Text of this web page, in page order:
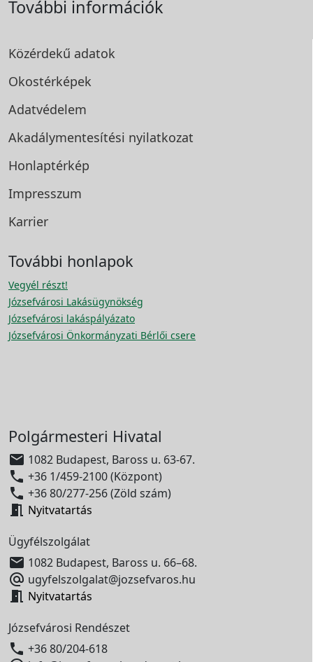
További információk
Közérdekű adatok
Okostérképek
Adatvédelem
Akadálymentesítési nyilatkozat
Honlaptérkép
Impresszum
Karrier
További honlapok
Vegyél részt!
Józsefvárosi Lakásügynökség
Józsefvárosi lakáspályázato
Józsefvárosi Önkormányzati Bérlői csere
Polgármesteri Hivatal
 1082 Budapest, Baross u. 63-67.
 +36 1/459-2100 (Központ)
 +36 80/277-256 (Zöld szám)
 Nyitvatartás
Ügyfélszolgálat
 1082 Budapest, Baross u. 66–68.
 ugyfelszolgalat@jozsefvaros.hu
 Nyitvatartás
Józsefvárosi Rendészet
 +36 80/204-618